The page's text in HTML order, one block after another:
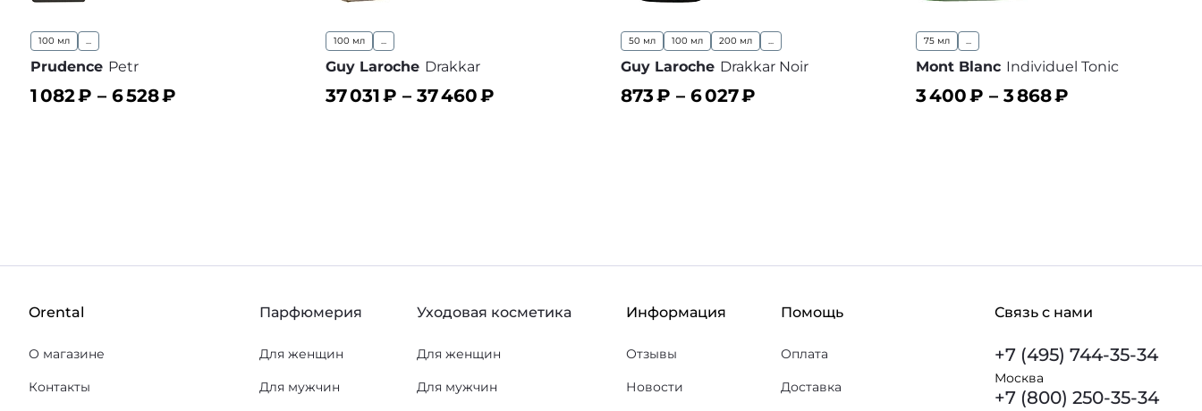
100 мл ...
Prudence Petr
1 082₽ – 6 528₽
100 мл ...
Guy Laroche Drakkar
37 031₽ – 37 460₽
50 мл 100 мл 200 мл ...
Guy Laroche Drakkar Noir
873₽ – 6 027₽
75 мл ...
Mont Blanc Individuel Tonic
3 400₽ – 3 868₽
Orental
О магазине
Контакты
Парфюмерия
Для женщин
Для мужчин
Уходовая косметика
Для женщин
Для мужчин
Информация
Отзывы
Новости
Помощь
Оплата
Доставка
Связь с нами
+7 (495) 744-35-34
Москва
+7 (800) 250-35-34